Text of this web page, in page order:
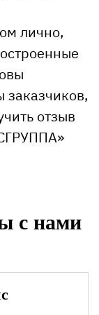
лично,
заказчиков,
отзыв
с нами